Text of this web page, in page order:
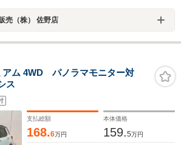
売（株） 佐野店
ム 4WD パノラマモニター対
ス
支払総額
168.6万円
本体価格
159.5万円